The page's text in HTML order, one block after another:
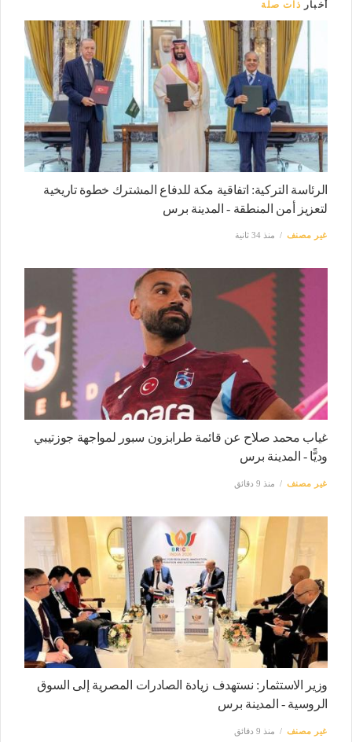
أخبار ذات صلة
الرئاسة التركية: اتفاقية مكة للدفاع المشترك خطوة تاريخية
لتعزيز أمن المنطقة - المدينة برس
غير مصنف منذ 34 ثانية
غياب محمد صلاح عن قائمة طرابزون سبور لمواجهة جوزتيبي
وديًّا - المدينة برس
غير مصنف منذ 9 دقائق
وزير الاستثمار: نستهدف زيادة الصادرات المصرية إلى السوق
الروسية - المدينة برس
غير مصنف منذ 9 دقائق